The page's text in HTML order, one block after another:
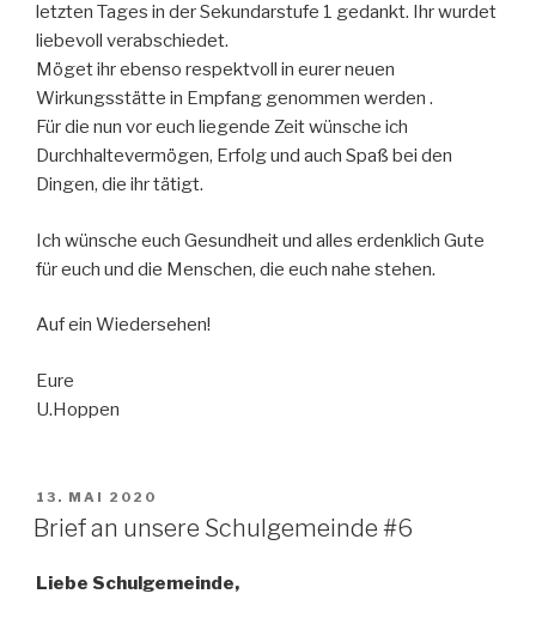
letzten Tages in der Sekundarstufe 1 gedankt. Ihr wurdet
liebevoll verabschiedet.
Möget ihr ebenso respektvoll in eurer neuen
Wirkungsstätte in Empfang genommen werden .
Für die nun vor euch liegende Zeit wünsche ich
Durchhaltevermögen, Erfolg und auch Spaß bei den
Dingen, die ihr tätigt.
Ich wünsche euch Gesundheit und alles erdenklich Gute
für euch und die Menschen, die euch nahe stehen.
Auf ein Wiedersehen!
Eure
U.Hoppen
VERÖFFENTLICHT
AM
13. MAI 2020
Brief an unsere Schulgemeinde #6
Liebe Schulgemeinde,